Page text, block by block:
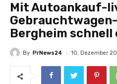
Mit Autoankauf-
Bergheim
By PrNews24 10. Dezember